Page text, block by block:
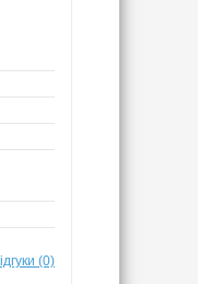
(0)